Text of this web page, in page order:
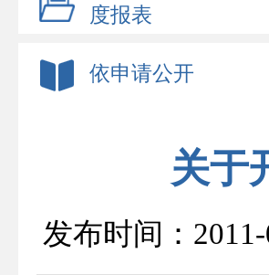
度报表
依申请公开
关于
发布时间：